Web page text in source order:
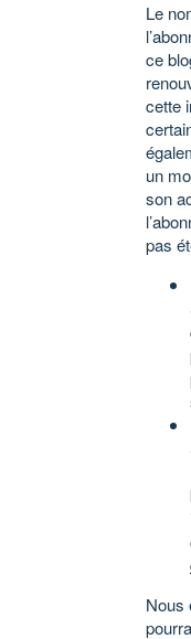
Le
ce
cette
un
son
pas
Nous